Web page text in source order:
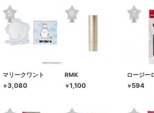
マリークワント
￥3,080
RMK
￥1,100
ロージー
￥ 594